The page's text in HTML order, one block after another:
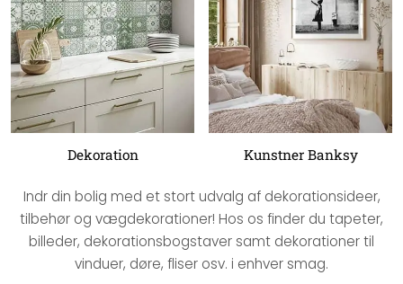
Indr din bolig med et stort udvalg af dekorationsideer,
tilbehør og vægdekorationer! Hos os finder du tapeter,
billeder, dekorationsbogstaver samt dekorationer til
vinduer, døre, fliser osv. i enhver smag.
Dekoration Kunstner Banksy